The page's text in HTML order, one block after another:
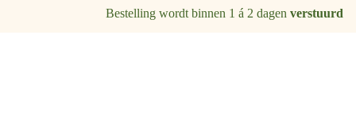
Bestelling wordt binnen 1 á 2 dagen verstuurd